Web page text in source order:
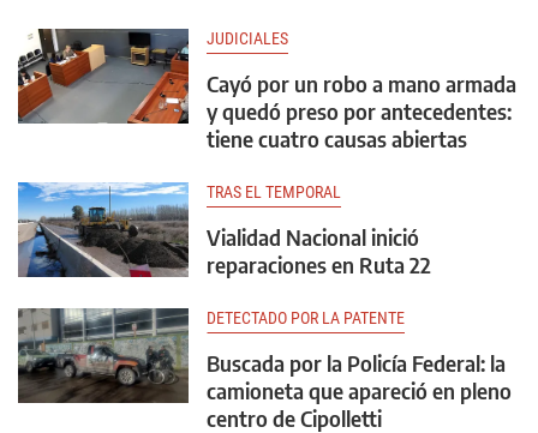
JUDICIALES
Cayó por un robo a mano armada
y quedó preso por antecedentes:
tiene cuatro causas abiertas
TRAS EL TEMPORAL
Vialidad Nacional inició
reparaciones en Ruta 22
DETECTADO POR LA PATENTE
Buscada por la Policía Federal: la
camioneta que apareció en pleno
centro de Cipolletti